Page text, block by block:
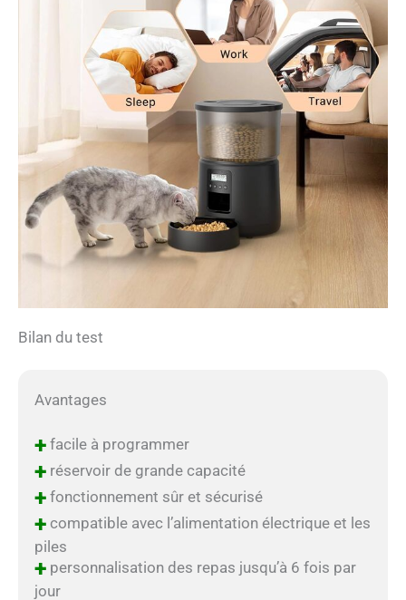
Bilan du test
Avantages
+facile à programmer
+réservoir de grande capacité
+fonctionnement sûr et sécurisé
+compatible avec l’alimentation électrique et les
piles
+personnalisation des repas jusqu’à 6 fois par
jour